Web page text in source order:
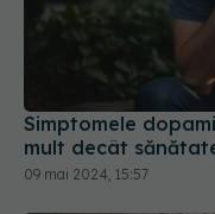
Simptomele
mult decât
09 mai 2024, 15:57